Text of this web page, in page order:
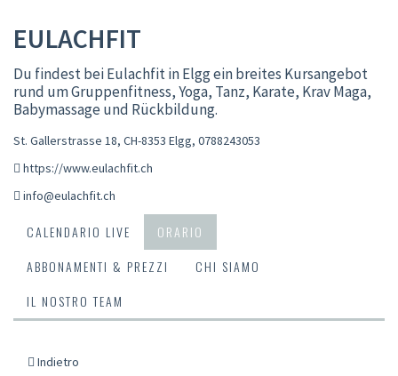
EULACHFIT
Du findest bei Eulachfit in Elgg ein breites Kursangebot
rund um Gruppenfitness, Yoga, Tanz, Karate, Krav Maga,
Babymassage und Rückbildung.
St. Gallerstrasse 18, CH-8353 Elgg, 0788243053
https://www.eulachfit.ch
info@eulachfit.ch
CALENDARIO LIVE
ORARIO
ABBONAMENTI & PREZZI
CHI SIAMO
IL NOSTRO TEAM
Indietro